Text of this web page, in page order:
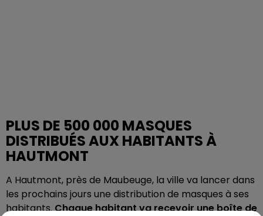
PLUS DE 500 000 MASQUES
DISTRIBUÉS AUX HABITANTS À
HAUTMONT
A Hautmont, près de Maubeuge, la ville va lancer dans
les prochains jours une distribution de masques à ses
habitants.Chaque habitant va recevoir une boîte de